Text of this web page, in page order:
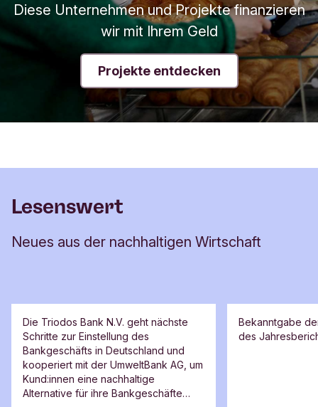
Diese Unternehmen und Projekte finanzieren
wir mit Ihrem Geld
Projekte entdecken
Lesenswert
Neues aus der nachhaltigen Wirtschaft
Triodos Bank N.V.
Deutschland unterstützt
Kund:innen beim Wechsel
zur UmweltBank AG
Pressemitteilung
Die Triodos Bank N.V. geht nächste
Schritte zur Einstellung des
Bankgeschäfts in Deutschland und
kooperiert mit der UmweltBank AG, um
Kund:innen eine nachhaltige
Alternative für ihre Bankgeschäfte
Bekanntgabe
des